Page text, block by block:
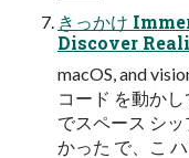
きっかけ
Discover
macOS, and
コード を動か
でスペース シ
かった で、こ